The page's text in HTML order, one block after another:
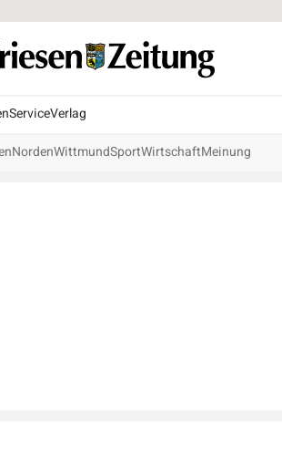
ServiceVerlag
NordenWittmundSportWirtschaftMeinung